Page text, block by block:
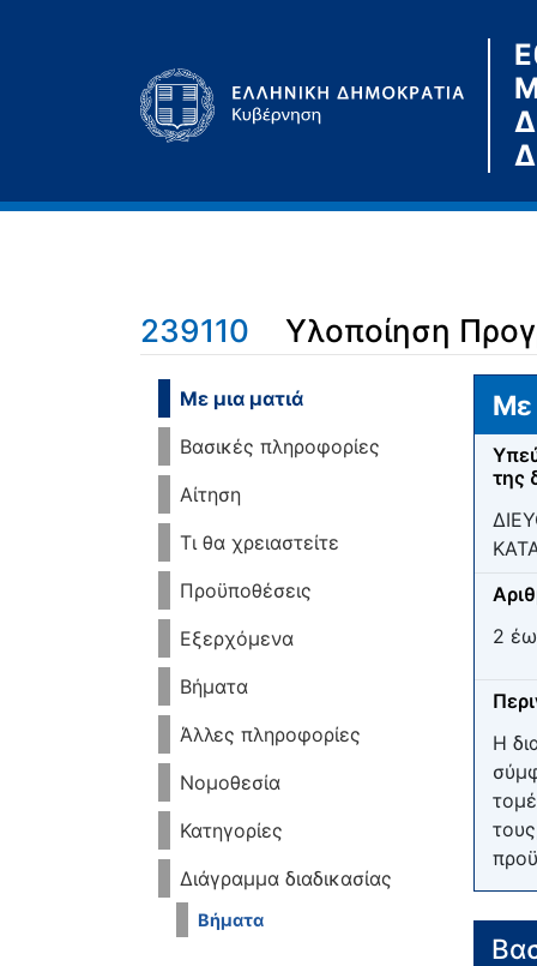
239110 Υλοποίηση
Μετάβαση σε: πλοήγηση
Με μια ματιά
Βασικές πληροφορίες
Αίτηση
Τι θα χρειαστείτε
Προϋποθέσεις
Εξερχόμενα
Βήματα
Άλλες πληροφορίες
Νομοθεσία
Κατηγορίες
Διάγραμμα διαδικασίας
Βήματα
Με
της
2
Η